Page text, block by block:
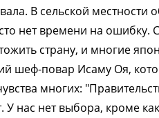
В сельской местности
нет времени на ошибку.
страну, и многие
шеф-повар Исаму Оя,
многих:
нас нет выбора, кроме